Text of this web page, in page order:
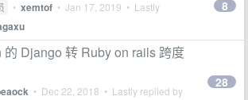
• xemtof • Jan 17, 2019 • Lastly
8
的 Django 转 Ruby on rails 跨度
• Dec 22, 2018 • Lastly replied by
28